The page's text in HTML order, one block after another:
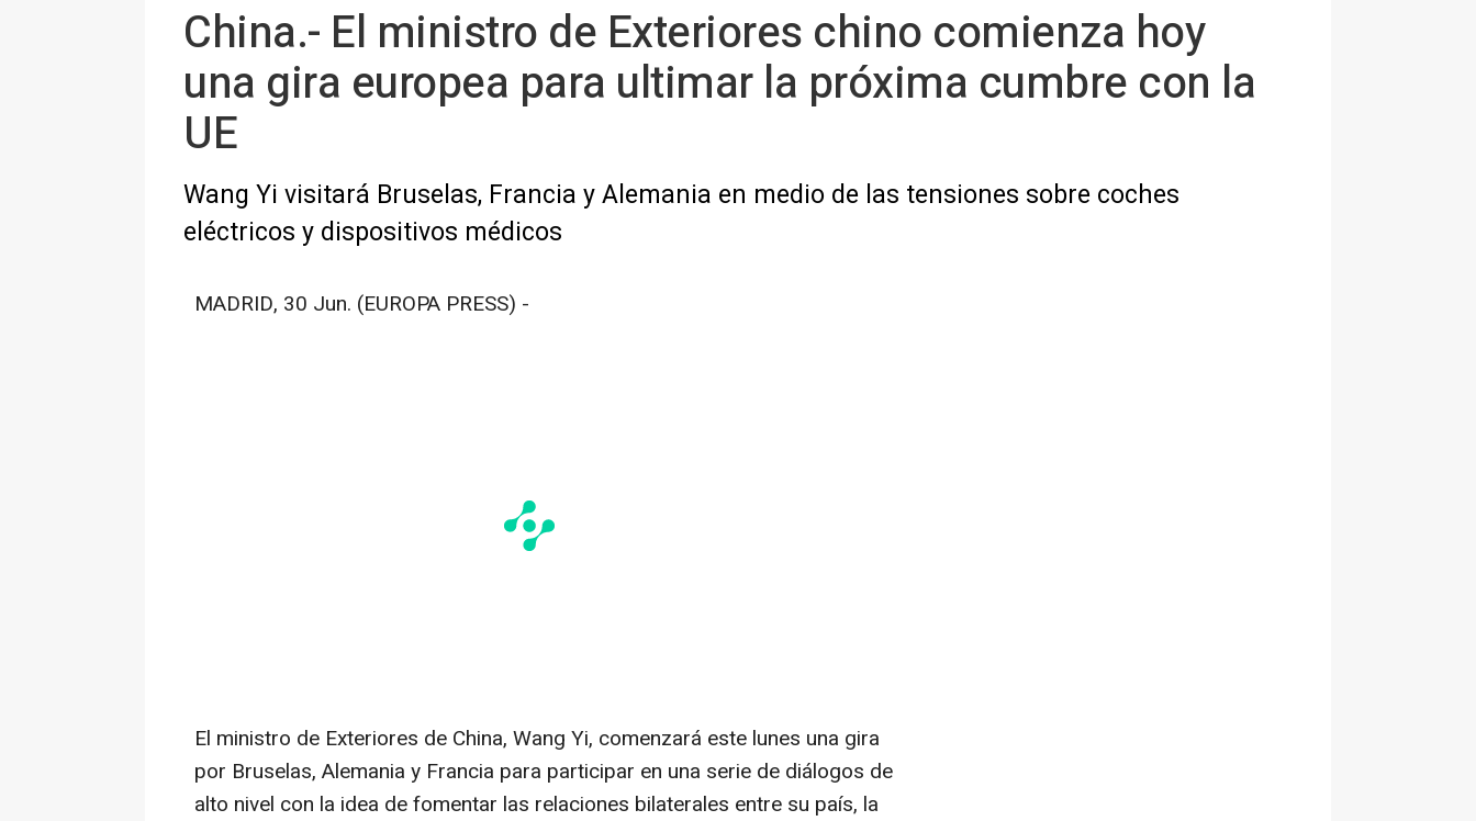
China.- El ministro de Exteriores chino comienza hoy
una gira europea para ultimar la próxima cumbre con la
UE
Wang Yi visitará Bruselas, Francia y Alemania en medio de las tensiones sobre coches
eléctricos y dispositivos médicos
MADRID, 30 Jun. (EUROPA PRESS) -
El ministro de Exteriores de China, Wang Yi, comenzará este lunes una gira
por Bruselas, Alemania y Francia para participar en una serie de diálogos de
alto nivel con la idea de fomentar las relaciones bilaterales entre su país, la